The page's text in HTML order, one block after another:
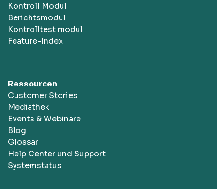
Kontroll Modul
Berichtsmodul
Kontrolltest modul
Feature-Index
Ressourcen
Customer Stories
Mediathek
Events & Webinare
Blog
Glossar
Help Center und Support
Systemstatus